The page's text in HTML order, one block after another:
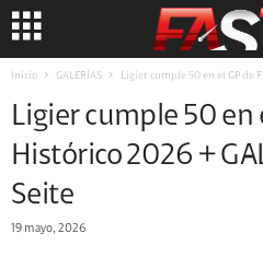
Inicio GALERÍAS Ligier cumple 50 en el GP de
Ligier cumple 50 en
Histórico 2026 +
Seite
19 mayo, 2026